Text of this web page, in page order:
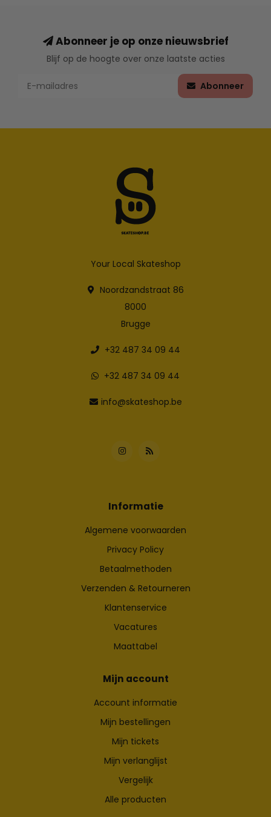
Abonneer je op onze nieuwsbrief
Blijf op de hoogte over onze laatste acties
Abonneer
Your Local Skateshop
Noordzandstraat 86
8000
Brugge
+32 487 34 09 44
+32 487 34 09 44
info@skateshop.be
Informatie
Algemene voorwaarden
Privacy Policy
Betaalmethoden
Verzenden & Retourneren
Klantenservice
Vacatures
Maattabel
Mijn account
Account informatie
Mijn bestellingen
Mijn tickets
Mijn verlanglijst
Vergelijk
Alle producten